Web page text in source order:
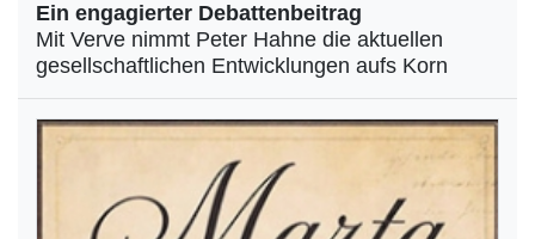
Ein engagierter Debattenbeitrag
Mit Verve nimmt Peter Hahne die aktuellen
gesellschaftlichen Entwicklungen aufs Korn